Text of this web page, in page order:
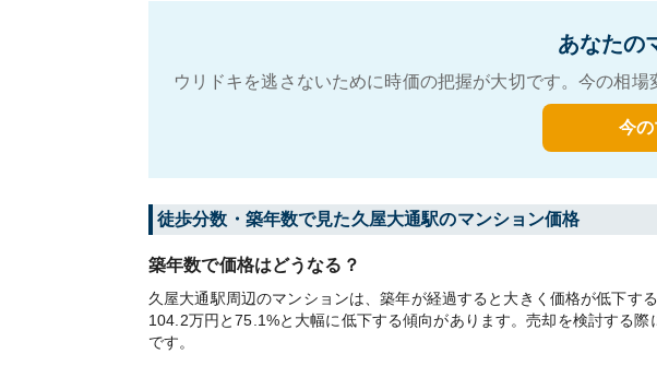
あなたの
ウリドキを逃さないために時価の把握が大切です。今の相
今
徒歩分数・築年数で見た久屋大通駅のマンション価格
築年数で価格はどうなる？
久屋大通駅周辺のマンションは、築年が経過すると大きく価格が低下
104.2万円と75.1%と大幅に低下する傾向があります。売却を検討する
です。